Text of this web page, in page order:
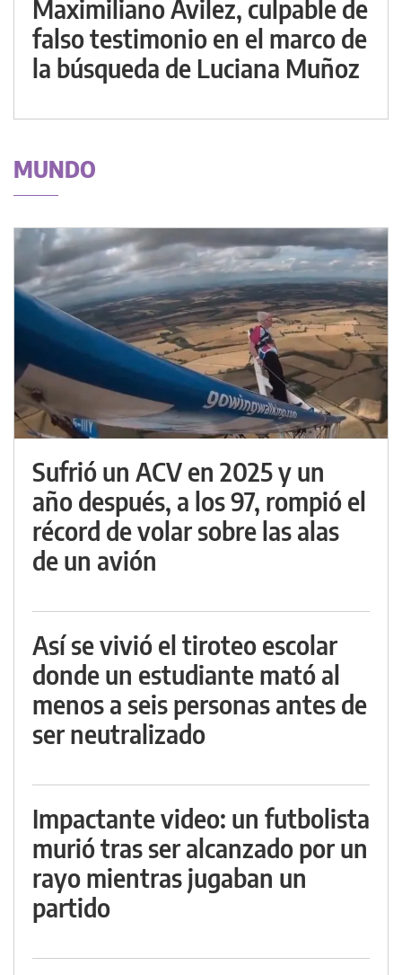
Maximiliano Avilez, culpable de
falso testimonio en el marco de
la búsqueda de Luciana Muñoz
MUNDO
Sufrió un ACV en 2025 y un
año después, a los 97, rompió el
récord de volar sobre las alas
de un avión
Así se vivió el tiroteo escolar
donde un estudiante mató al
menos a seis personas antes de
ser neutralizado
Impactante video: un futbolista
murió tras ser alcanzado por un
rayo mientras jugaban un
partido